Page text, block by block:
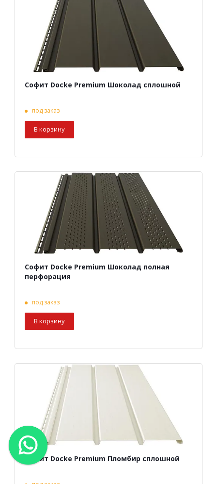
Софит Docke Premium Шоколад сплошной
под заказ
В корзину
Софит Docke Premium Шоколад полная
перфорация
под заказ
В корзину
Софит Docke Premium Пломбир сплошной